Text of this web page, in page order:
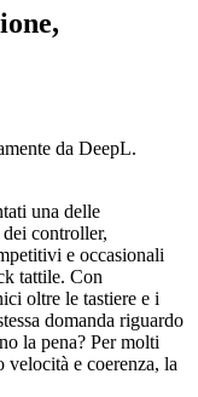
da DeepL.
una delle
controller,
e occasionali
tattile. Con
oltre le tastiere e i
domanda riguardo
la pena? Per molti
e coerenza, la